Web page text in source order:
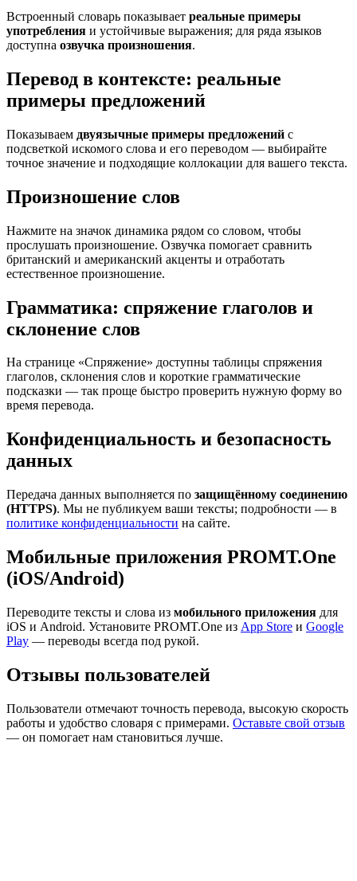
Встроенный словарь показывает реальные примеры
употребления и устойчивые выражения; для ряда языков
доступна озвучка произношения.
Перевод в контексте: реальные
примеры предложений
Показываем двуязычные примеры предложений с
подсветкой искомого слова и его переводом — выбирайте
точное значение и подходящие коллокации для вашего текста.
Произношение слов
Нажмите на значок динамика рядом со словом, чтобы
прослушать произношение. Озвучка помогает сравнить
британский и американский акценты и отработать
естественное произношение.
Грамматика: спряжение глаголов и
склонение слов
На странице «Спряжение» доступны таблицы спряжения
глаголов, склонения слов и короткие грамматические
подсказки — так проще быстро проверить нужную форму во
время перевода.
Конфиденциальность и безопасность
данных
Передача данных выполняется по защищённому соединению
(HTTPS). Мы не публикуем ваши тексты; подробности — в
политике конфиденциальности на сайте.
Мобильные приложения PROMT.One
(iOS/Android)
Переводите тексты и слова из мобильного приложения для
iOS и Android. Установите PROMT.One из App Store и Google
Play — переводы всегда под рукой.
Отзывы пользователей
Пользователи отмечают точность перевода, высокую скорость
работы и удобство словаря с примерами. Оставьте свой отзыв
— он помогает нам становиться лучше.